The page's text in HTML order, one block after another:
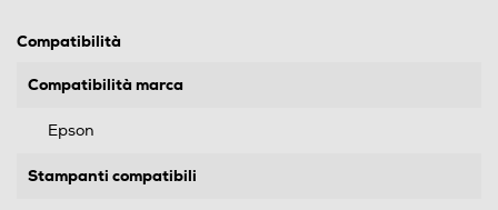
Compatibilità
Compatibilità marca
Epson
Stampanti compatibili